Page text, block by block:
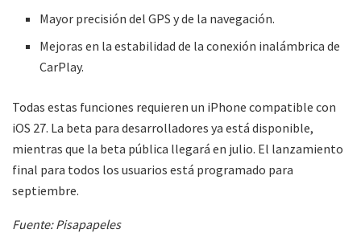
Mayor precisión del GPS y de la navegación.
Mejoras en la estabilidad de la conexión inalámbrica de
CarPlay.
Todas estas funciones requieren un iPhone compatible con
iOS 27. La beta para desarrolladores ya está disponible,
mientras que la beta pública llegará en julio. El lanzamiento
final para todos los usuarios está programado para
septiembre.
Fuente: Pisapapeles